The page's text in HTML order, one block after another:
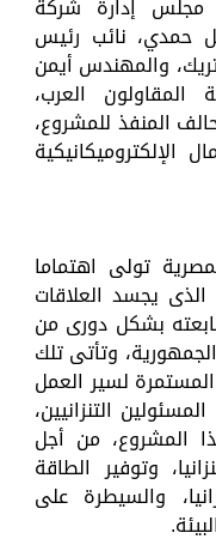
مجلس إدارة شركة
حمدي، نائب رئيس
والمهندس أيمن
العرب،
المنفذ للمشروع،
تولى اهتماما
الذى يجسد العلاقات
بشكل دورى من
وتأتى تلك
المستمرة لسير العمل
التنزانيين،
المشروع، من أجل
وتوفير الطاقة
والسيطرة على